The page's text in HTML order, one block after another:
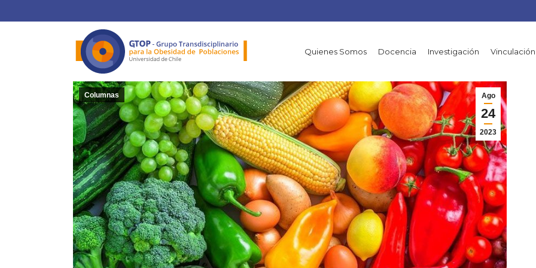
Quienes Somos Docencia Investigación Vinculación
Ago
24
2023
Columnas